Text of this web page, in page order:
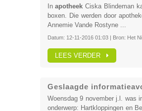
Inapotheek Ciska Blindeman
boxen. Die werden door
Annemie Vande Rostyne ...
Datum: 12-11-2016 01:03| Bron: Het
LEES VERDER
Geslaagde
Woensdag 9 november j.l. was
onderwerp: Hartkloppingen en